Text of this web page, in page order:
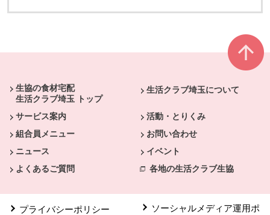
生協の食材宅配
生活クラブ埼玉 トップ
生活クラブ埼玉について
サービス案内
活動・とりくみ
組合員メニュー
お問い合わせ
ニュース
イベント
よくあるご質問
各地の生活クラブ生協
プライバシーポリシー
ソーシャルメディア運用ポ